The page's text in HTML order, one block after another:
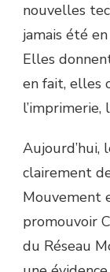
nouvelles
jamais été
Elles
en fait, elles
l’imprimerie,
Aujourd’hui,
clairement
Mouvement
promouvoir
du Réseau